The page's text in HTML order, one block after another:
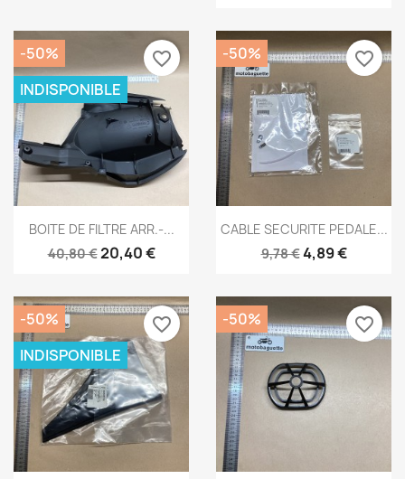
Aperçu rapide
BOITE DE FILTRE ARR.-...
40,80 €20,40 €
-50%
INDISPONIBLE
favorite_border
 Aperçu rapide
CABLE SECURITE PEDALE...
9,78 €4,89 €
-50% favorite_border
-50%
INDISPONIBLE
favorite_border -50% favorite_border